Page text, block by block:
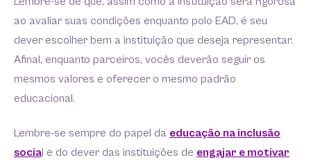
ao avaliar suas condições enquanto polo EAD, é seu
dever escolher bem a instituição que deseja representar.
Afinal, enquanto parceiros, vocês deverão seguir os
mesmos valores e oferecer o mesmo padrão
educacional.
Lembre-se sempre do papel da educação na inclusão
social e do dever das instituições de engajar e motivar